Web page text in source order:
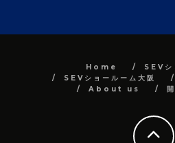
Home
SEVシ
SEVショールーム大阪
About us